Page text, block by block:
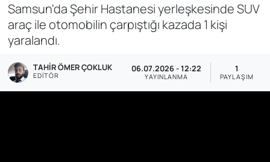
Samsun'da Şehir Hastanesi yerleşkesinde SUV
araç ile otomobilin çarpıştığı kazada 1 kişi
yaralandı.
TAHIR ÖMER ÇOKLUK
EDITÖR
06.07.2026 - 12:22
YAYINLANMA
1
PAYLAŞIM
Bölge
Dünya
Ekonomi
Haber Arşivi